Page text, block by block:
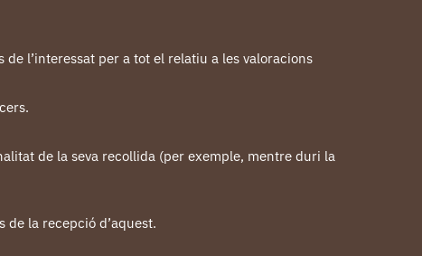
l’interessat per a tot el relatiu a les valoracions
de la seva recollida (per exemple, mentre duri la
de la recepció d’aquest.